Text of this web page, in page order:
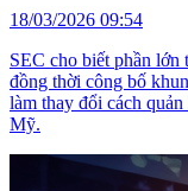
18/03/2026 09:54
SEC cho biết phần lớn
đồng thời công bố
làm thay đổi cách
Mỹ.